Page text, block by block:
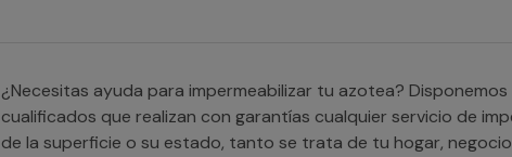
¿Necesitas ayuda para impermeabilizar tu azotea?
cualificados que realizan con garantías cualquier servicio de
de la superficie o su estado, tanto se trata